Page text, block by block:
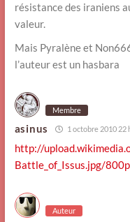
résistance des iraniens
valeur.
Mais Pyralène et
l’auteur est un hasbara
Membre
asinus 1 octobre 2010 22
http://
Battle_of_Issus.jpg/
Auteur